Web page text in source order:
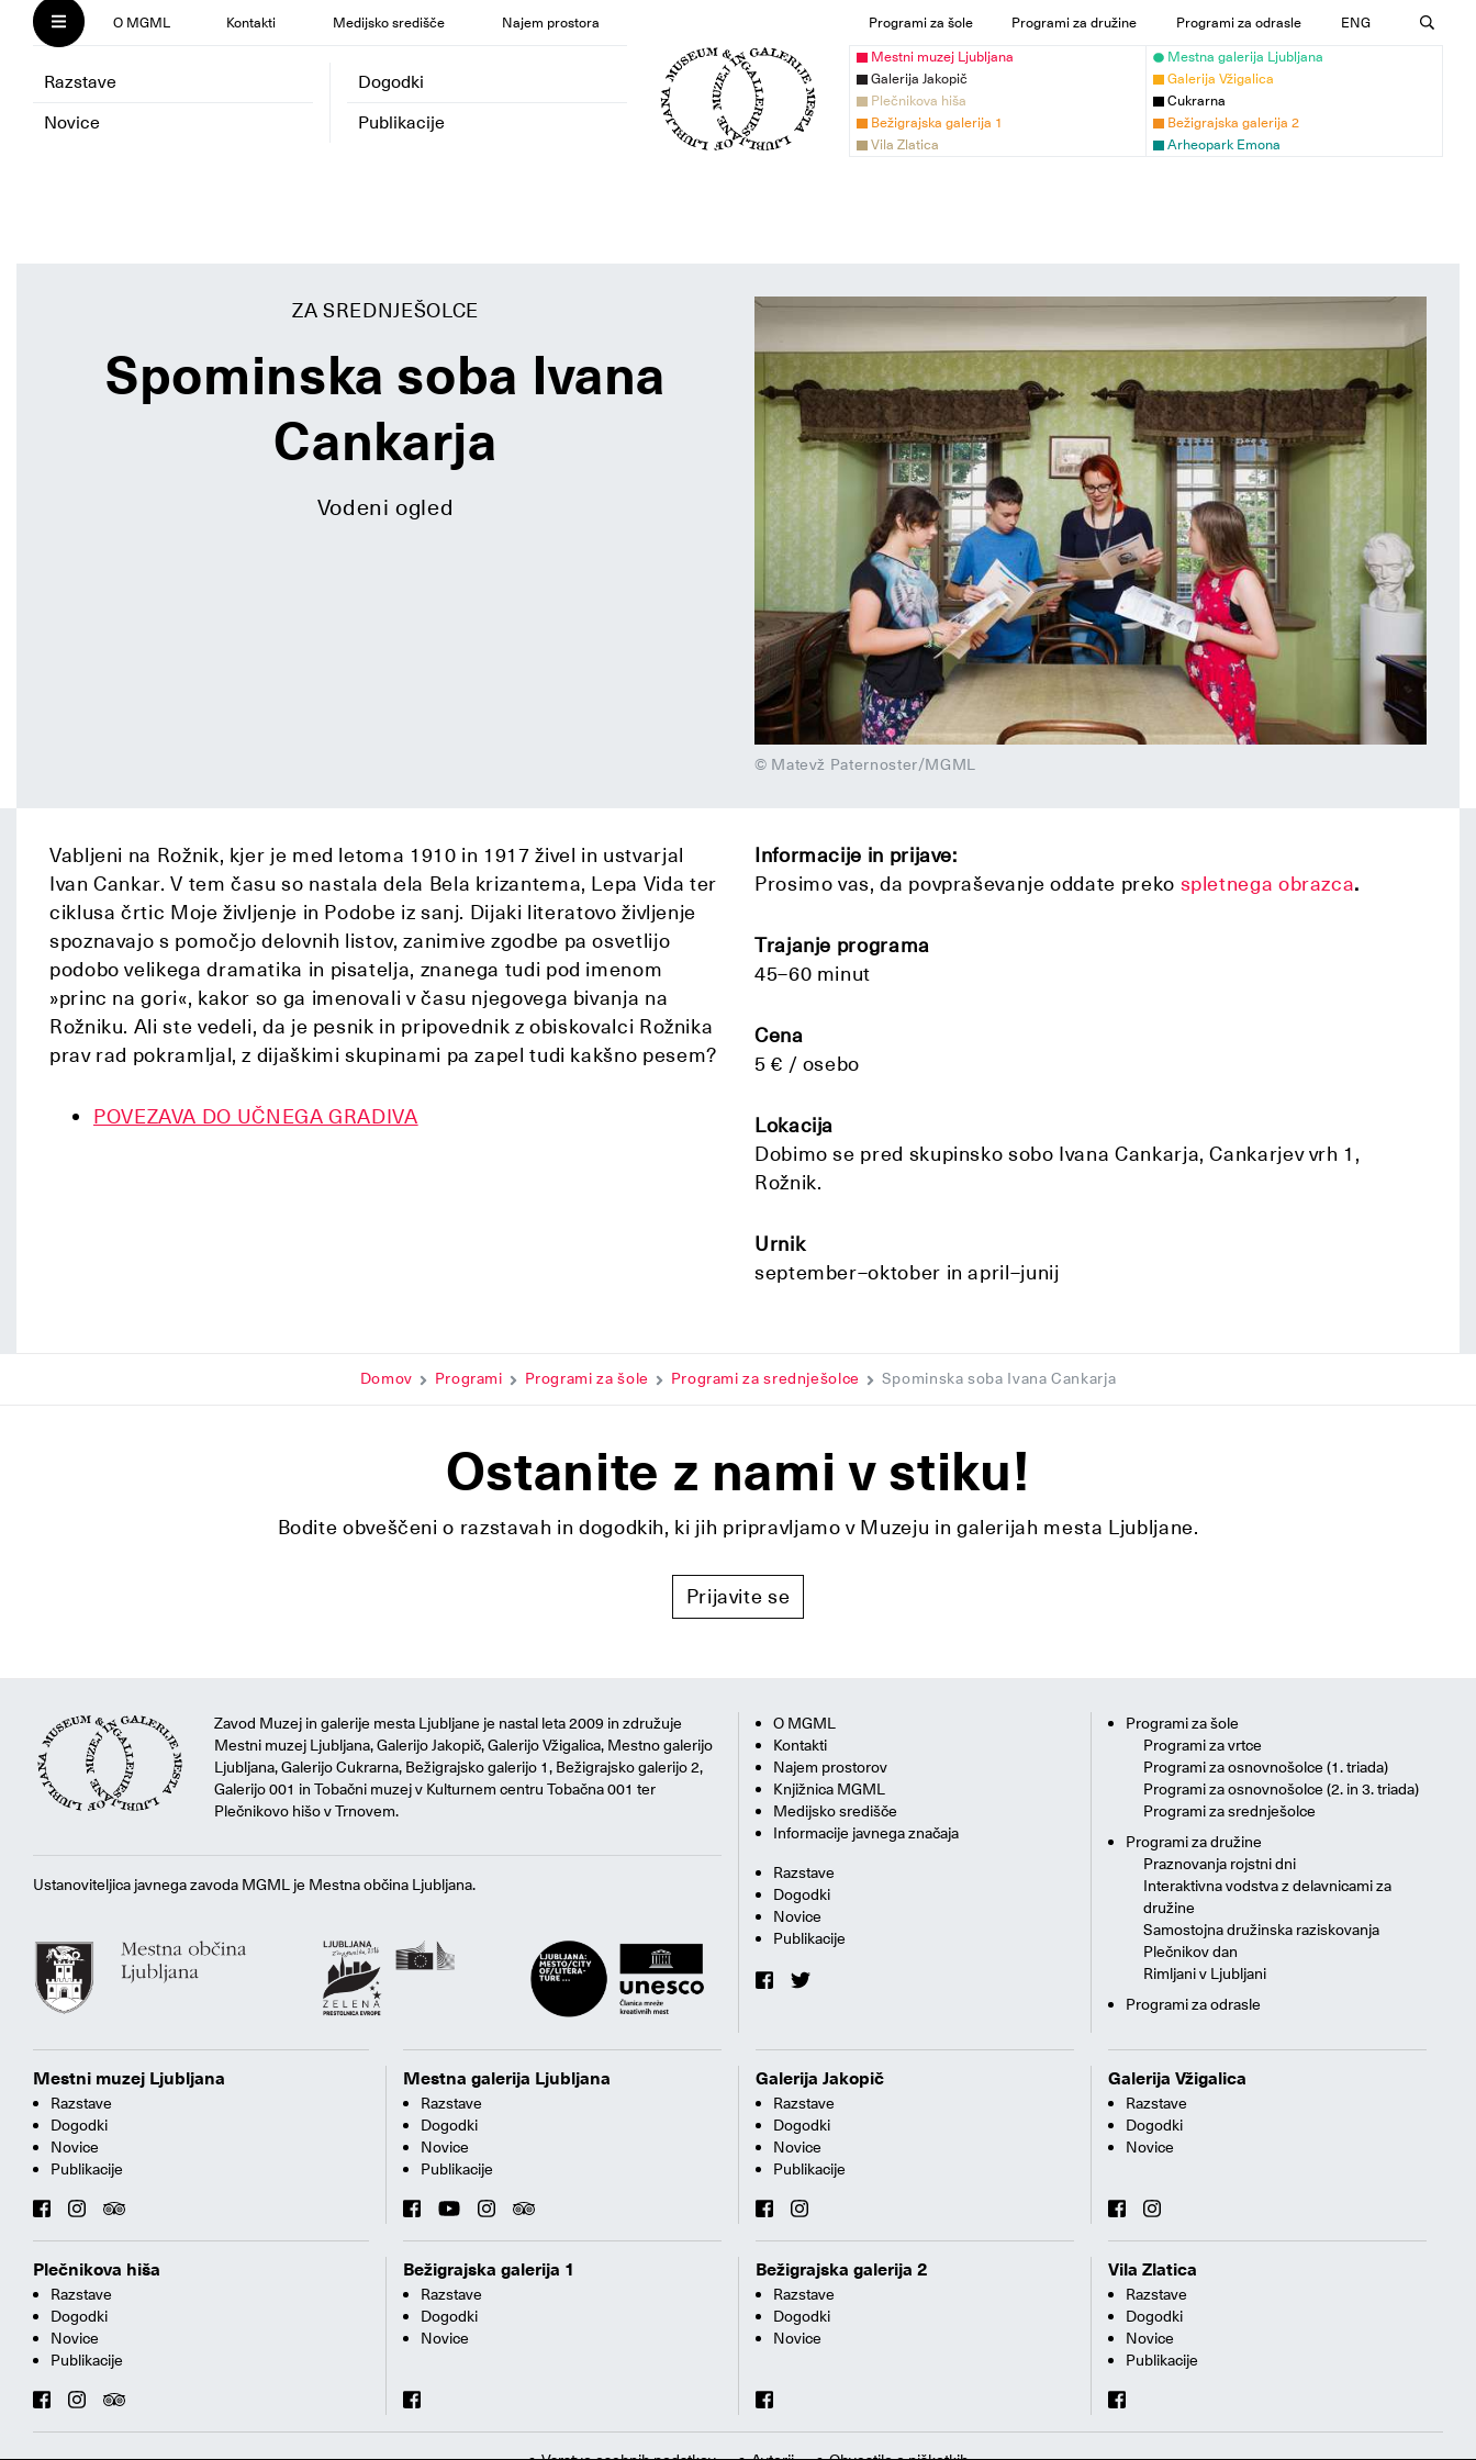
O MGML Kontakti Medijsko središče Najem prostora
Razstave
Dogodki
Novice
Publikacije
Programi za šole Programi za družine Programi za odrasle
ENG
Mestni muzej Ljubljana
Mestna galerija Ljubljana
Galerija Jakopič
Galerija Vžigalica
Plečnikova hiša
Cukrarna
Bežigrajska galerija 1
Bežigrajska galerija 2
Vila Zlatica
Arheopark Emona
ZA SREDNJEŠOLCE
Spominska soba Ivana
Cankarja
Vodeni ogled
© Matevž Paternoster/MGML
Vabljeni na Rožnik, kjer je med letoma 1910 in 1917 živel in ustvarjal
Ivan Cankar. V tem času so nastala dela Bela krizantema, Lepa Vida ter
ciklusa črtic Moje življenje in Podobe iz sanj. Dijaki literatovo življenje
spoznavajo s pomočjo delovnih listov, zanimive zgodbe pa osvetlijo
podobo velikega dramatika in pisatelja, znanega tudi pod imenom
»princ na gori«, kakor so ga imenovali v času njegovega bivanja na
Rožniku. Ali ste vedeli, da je pesnik in pripovednik z obiskovalci Rožnika
prav rad pokramljal, z dijaškimi skupinami pa zapel tudi kakšno pesem?
POVEZAVA DO UČNEGA GRADIVA
Informacije in prijave:
Prosimo vas, da povpraševanje oddate preko spletnega obrazca.
Trajanje programa
45–60 minut
Cena
5 € / osebo
Lokacija
Dobimo se pred skupinsko sobo Ivana Cankarja, Cankarjev vrh 1,
Rožnik.
Urnik
september–oktober in april–junij
Domov Programi Programi za šole Programi za srednješolce Spominska soba Ivana Cankarja
Ostanite z nami v stiku!
Bodite obveščeni o razstavah in dogodkih, ki jih pripravljamo v Muzeju in galerijah mesta Ljubljane.
Prijavite se
Zavod Muzej in galerije mesta Ljubljane je nastal leta 2009 in združuje
Mestni muzej Ljubljana, Galerijo Jakopič, Galerijo Vžigalica, Mestno galerijo
Ljubljana, Galerijo Cukrarna, Bežigrajsko galerijo 1, Bežigrajsko galerijo 2,
Galerijo 001 in Tobačni muzej v Kulturnem centru Tobačna 001 ter
Plečnikovo hišo v Trnovem.
Ustanoviteljica javnega zavoda MGML je Mestna občina Ljubljana.
O MGML
Kontakti
Najem prostorov
Knjižnica MGML
Medijsko središče
Informacije javnega značaja
Razstave
Dogodki
Novice
Publikacije
Programi za šole
Programi za vrtce
Programi za osnovnošolce (1. triada)
Programi za osnovnošolce (2. in 3. triada)
Programi za srednješolce
Programi za družine
Praznovanja rojstni dni
Interaktivna vodstva z delavnicami za
družine
Samostojna družinska raziskovanja
Plečnikov dan
Rimljani v Ljubljani
Programi za odrasle
Mestni muzej Ljubljana
Razstave
Dogodki
Novice
Publikacije
Mestna galerija Ljubljana
Razstave
Dogodki
Novice
Publikacije
Galerija Jakopič
Razstave
Dogodki
Novice
Publikacije
Galerija Vžigalica
Razstave
Dogodki
Novice
Plečnikova hiša
Razstave
Dogodki
Novice
Publikacije
Bežigrajska galerija 1
Razstave
Dogodki
Novice
Bežigrajska galerija 2
Razstave
Dogodki
Novice
Vila Zlatica
Razstave
Dogodki
Novice
Publikacije